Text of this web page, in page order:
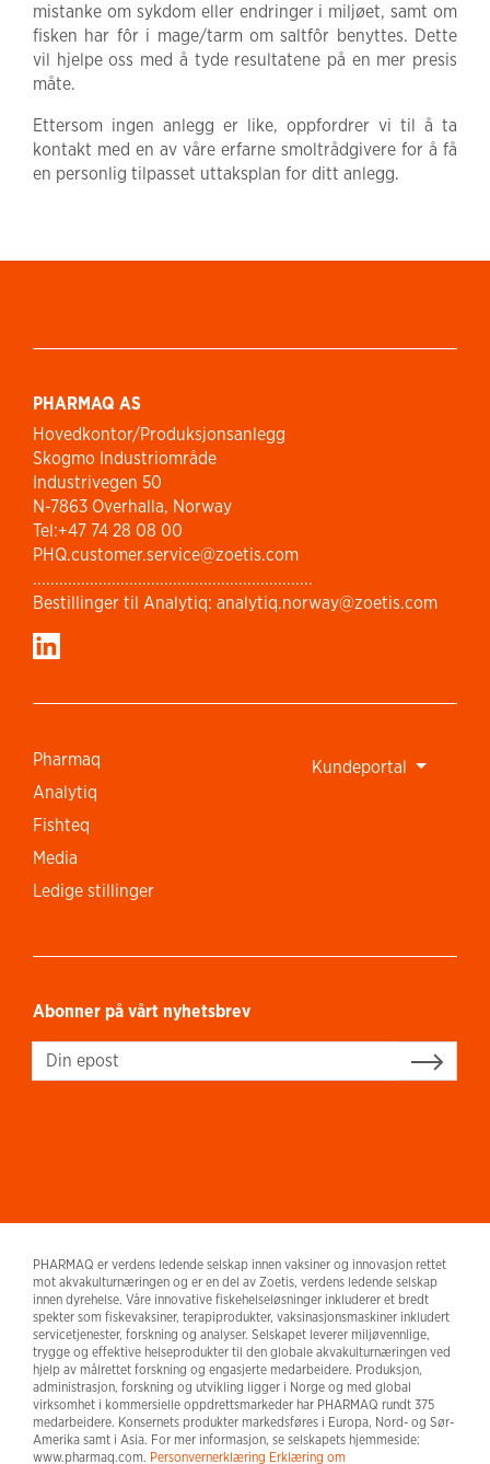
mistanke om sykdom eller endringer i miljøet, samt om
fisken har fôr i mage/tarm om saltfôr benyttes. Dette
vil hjelpe oss med å tyde resultatene på en mer presis
måte.
Ettersom ingen anlegg er like, oppfordrer vi til å ta
kontakt med en av våre erfarne smoltrådgivere for å få
en personlig tilpasset uttaksplan for ditt anlegg.
PHARMAQ AS
Hovedkontor/Produksjonsanlegg
Skogmo Industriområde
Industrivegen 50
N-7863 Overhalla, Norway
Tel:+47 74 28 08 00
PHQ.customer.service@zoetis.com
................................................................
Bestillinger til Analytiq: analytiq.norway@zoetis.com
Pharmaq
Analytiq
Fishteq
Media
Ledige stillinger
Kundeportal
Abonner på vårt nyhetsbrev
Sign up
PHARMAQ er verdens ledende selskap innen vaksiner og innovasjon rettet
mot akvakulturnæringen og er en del av Zoetis, verdens ledende selskap
innen dyrehelse. Våre innovative fiskehelseløsninger inkluderer et bredt
spekter som fiskevaksiner, terapiprodukter, vaksinasjonsmaskiner inkludert
servicetjenester, forskning og analyser. Selskapet leverer miljøvennlige,
trygge og effektive helseprodukter til den globale akvakulturnæringen ved
hjelp av målrettet forskning og engasjerte medarbeidere. Produksjon,
administrasjon, forskning og utvikling ligger i Norge og med global
virksomhet i kommersielle oppdrettsmarkeder har PHARMAQ rundt 375
medarbeidere. Konsernets produkter markedsføres i Europa, Nord- og Sør-
Amerika samt i Asia. For mer informasjon, se selskapets hjemmeside:
www.pharmaq.com. Personvernerklæring Erklæring om